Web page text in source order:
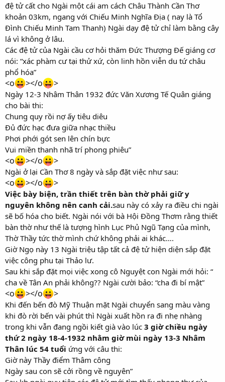
đệ tử cất cho Ngài một cái am cách Châu Thành Cần Thơ
khoản 03km, ngang với Chiếu Minh Nghĩa Địa ( nay là Tổ
Đình Chiếu Minh Tam Thanh) Ngài dạy đệ tử chỉ làm bằng cây
lá vì không ở lâu.
Các đệ tử của Ngài cầu cơ hỏi thăm Đức Thượng Đế giáng cơ
nói: “xác phàm cư tại thử xứ, còn linh hồn viễn du tứ châu
phổ hóa”
<o ></o >
Ngày 12-3 Nhâm Thân 1932 đức Văn Xương Tế Quân giáng
cho bài thi:
Chung quy rồi nợ ấy tiêu diêu
Đủ đức hạc đưa giữa nhạc thiều
Phơi phới gót sen lên chín bực
Vui miền thanh nhã trí phong phiêu”
<o ></o >
Ngài ở lại Cần Thơ 8 ngày và sắp đặt việc như sau:
<o ></o >
Việc bày biện, trần thiết trên bàn thờ phải giữ y
nguyên không nên canh cải.sau này có xảy ra điều chi ngài
sẽ bố hóa cho biết. Ngài nói với bà Hội Đồng Thơm rằng thiết
bàn thờ như thế là tượng hình Lục Phủ Ngũ Tạng của mình,
Thờ Thầy tức thờ mình chứ không phải ai khác….
Giờ Ngọ này 13 Ngài triệu tập tất cả đệ tử hiện diện sắp đặt
việc công phu tại Thảo lư.
Sau khi sắp đặt mọi việc xong cô Nguyệt con Ngài mới hỏi: “
cha về Tân An phải không?? Ngài cười bảo: “cha đi bí mật”
<o ></o >
Khi đến bến đò Mỹ Thuận mặt Ngài chuyển sang màu vàng
khi đò rời bến vài phút thì Ngài xuất hồn ra đi nhẹ nhàng
trong khi vẫn đang ngồi kiết già vào lúc 3 giờ chiều ngày
thứ 2 ngày 18-4-1932 nhằm giờ mùi ngày 13-3 Nhâm
Thân lúc 54 tuổi ứng với câu thi:
Giờ này Thầy điểm Thâm công
Ngày sau con sẽ cởi rồng về nguyên”